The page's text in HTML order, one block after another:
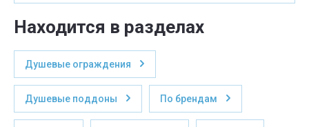
Находится в разделах
Душевые ограждения
Душевые поддоны По брендам